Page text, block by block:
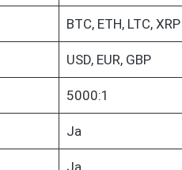
BTC, ETH, LTC, XRP
USD, EUR, GBP
5000:1
Ja
Ja